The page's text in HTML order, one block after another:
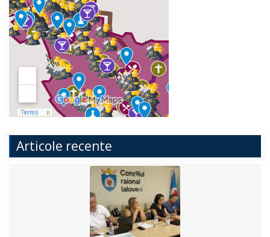
Articole recente